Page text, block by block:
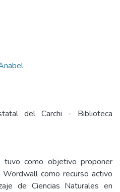
del Carchi - Biblioteca
tuvo como objetivo proponer
como recurso activo
de Ciencias Naturales en